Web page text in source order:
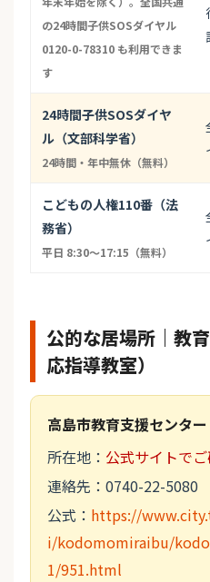
の24時間子供SOSダイヤル
0120-0-78310 も利用できま
す
24時間子供SOSダイヤ
ル（文部科学省）
24時間・年中無休（無料）
こどもの人権110番（法
務省）
平日 8:30〜17:15（無料）
公的な居場所｜教
応指導教室）
高島市教育支援センター
所在地： 公式サイトで
連絡先：0740-22-5080
公式： https://
i/kodomomiraibu/
1/951.html